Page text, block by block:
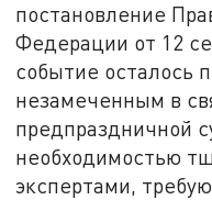
постановление
Федерации от 12
событие осталось
незамеченным в
предпраздничной
необходимостью
экспертами,